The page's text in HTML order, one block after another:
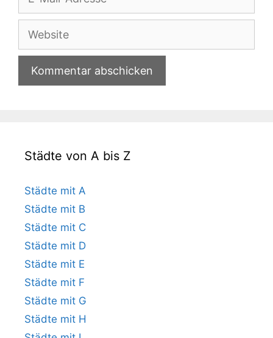
Adresse
Website
Städte von A bis Z
Städte mit A
Städte mit B
Städte mit C
Städte mit D
Städte mit E
Städte mit F
Städte mit G
Städte mit H